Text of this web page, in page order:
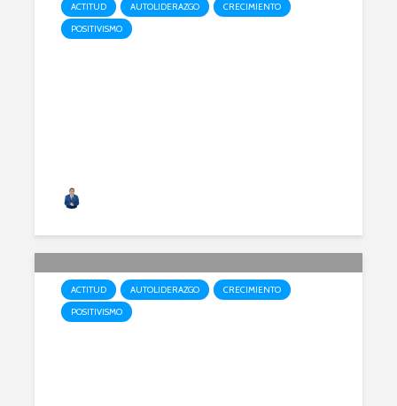
ACTITUD AUTOLIDERAZGO
CRECIMIENTO
POSITIVISMO
ACTITUD AUTOLIDERAZGO
CRECIMIENTO
POSITIVISMO